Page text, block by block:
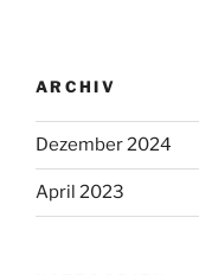
ARCHIV
Dezember 2024
April 2023